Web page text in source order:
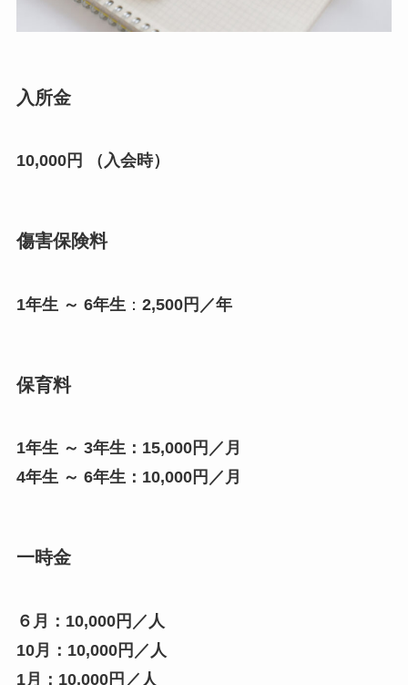
入所金
10,000円 （入会時）
傷害保険料
1年生 ～ 6年生 ： 2,500円／年
保育料
1年生 ～ 3年生：15,000円／月
4年生 ～ 6年生：10,000円／月
一時金
６月：10,000円／人
10月：10,000円／人
1月：10,000円／人